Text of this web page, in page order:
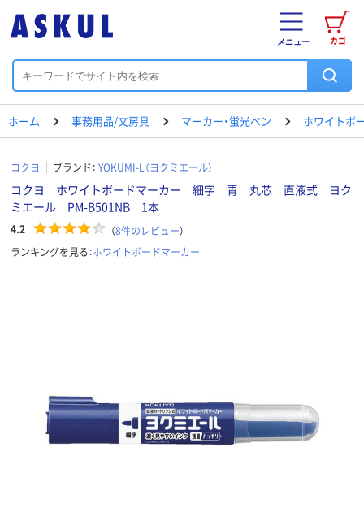
カゴ
メニュー
ホーム 事務用品/文房具 マーカー・蛍光ペン ホワイトボ
コクヨ ブランド： YOKUMI-L（ヨクミエール）
コクヨ ホワイトボードマーカー 細字 青 丸芯 直液式 ヨク
ミエール PM-B501NB 1本
4.2 （8件のレビュー）
ランキングを見る：ホワイトボードマーカー